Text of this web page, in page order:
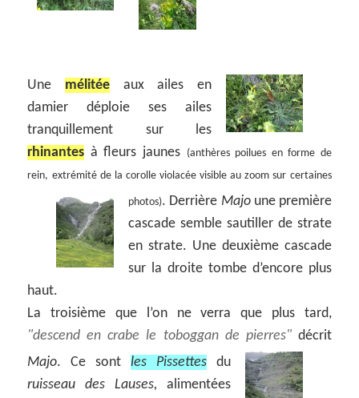
Une mélitéeaux ailes en
damier déploie ses ailes
tranquillement sur les
rhinantes à fleurs jaunes (anthères poilues en forme de
rein, extrémité de la corolle violacée visible au zoom sur certaines
photos). Derrière Majoune première
cascade semble sautiller de strate
en strate. Une deuxième cascade
sur la droite tombe d’encore plus
haut.
La troisième que l’on ne verra que plus tard,
descend en crabe le toboggan de pierres décrit
Majo.Ce sont les Pissettesdu
ruisseau des Lauses, alimentées